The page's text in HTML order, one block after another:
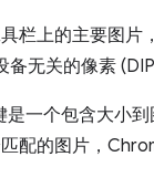
栏上的主要图片
无关的像素
是一个包含大小
配的图片，